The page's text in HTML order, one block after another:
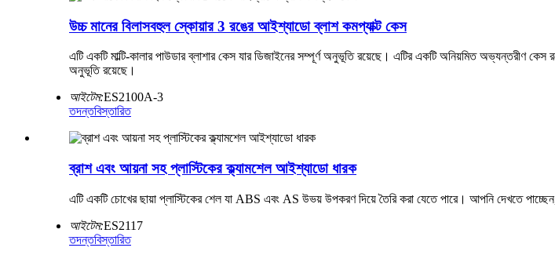
উচ্চ মানের বিলাসবহুল স্কোয়ার 3 রঙের আইশ্যাডো ব্লাশ কমপ্যাক্ট কেস
এটি একটি মাল্টি-কালার পাউডার ব্লাশার কেস যার ডিজাইনের সম্পূর্ণ অনুভূতি রয়েছে। এটির একটি অনিয়মিত অভ্যন্তরীণ
অনুভূতি রয়েছে।
আইটেম:ES2100A-3
তদন্তবিস্তারিত
ব্রাশ এবং আয়না সহ প্লাস্টিকের ক্ল্যামশেল আইশ্যাডো ধারক
এটি একটি চোখের ছায়া প্লাস্টিকের শেল যা ABS এবং AS উভয় উপকরণ দিয়ে তৈরি করা যেতে পারে। আপনি দেখতে
আইটেম:ES2117
তদন্তবিস্তারিত